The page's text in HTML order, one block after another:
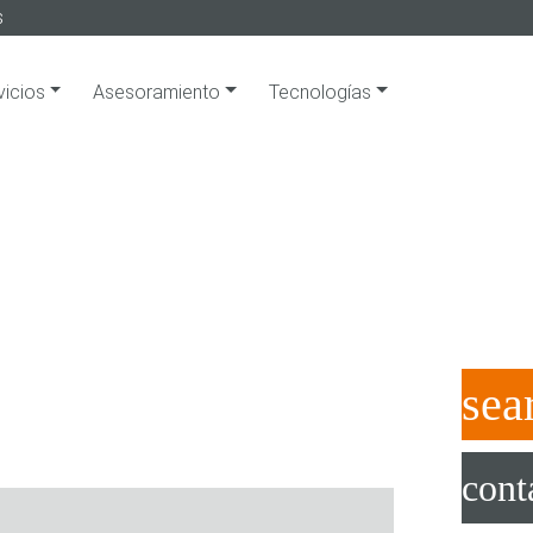
Asesoramiento Tecnologías